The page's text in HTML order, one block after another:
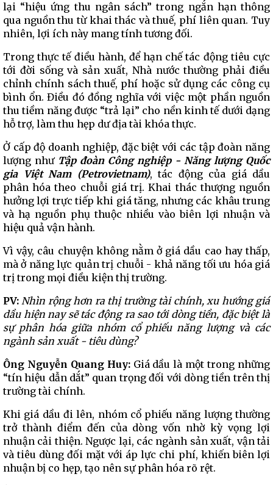
lại “hiệu ứng thu ngân sách” trong ngắn hạn thông
qua nguồn thu từ khai thác và thuế, phí liên quan. Tuy
nhiên, lợi ích này mang tính tương đối.
Trong thực tế điều hành, để hạn chế tác động tiêu cực
tới đời sống và sản xuất, Nhà nước thường phải điều
chỉnh chính sách thuế, phí hoặc sử dụng các công cụ
bình ổn. Điều đó đồng nghĩa với việc một phần nguồn
thu tiềm năng được “trả lại” cho nền kinh tế dưới dạng
hỗ trợ, làm thu hẹp dư địa tài khóa thực.
Ở cấp độ doanh nghiệp, đặc biệt với các tập đoàn năng
lượng như Tập đoàn Công nghiệp - Năng lượng Quốc
gia Việt Nam (Petrovietnam), tác động của giá dầu
phân hóa theo chuỗi giá trị. Khai thác thượng nguồn
hưởng lợi trực tiếp khi giá tăng, nhưng các khâu trung
và hạ nguồn phụ thuộc nhiều vào biên lợi nhuận và
hiệu quả vận hành.
Vì vậy, câu chuyện không nằm ở giá dầu cao hay thấp,
mà ở năng lực quản trị chuỗi - khả năng tối ưu hóa giá
trị trong mọi điều kiện thị trường.
PV:Nhìn rộng hơn ra thị trường tài chính, xu hướng giá
dầu hiện nay sẽ tác động ra sao tới dòng tiền, đặc biệt là
sự phân hóa giữa nhóm cổ phiếu năng lượng và các
ngành sản xuất - tiêu dùng?
Ông Nguyễn Quang Huy:Giá dầu là một trong những
“tín hiệu dẫn dắt” quan trọng đối với dòng tiền trên thị
trường tài chính.
Khi giá dầu đi lên, nhóm cổ phiếu năng lượng thường
trở thành điểm đến của dòng vốn nhờ kỳ vọng lợi
nhuận cải thiện. Ngược lại, các ngành sản xuất, vận tải
và tiêu dùng đối mặt với áp lực chi phí, khiến biên lợi
nhuận bị co hẹp, tạo nên sự phân hóa rõ rệt.